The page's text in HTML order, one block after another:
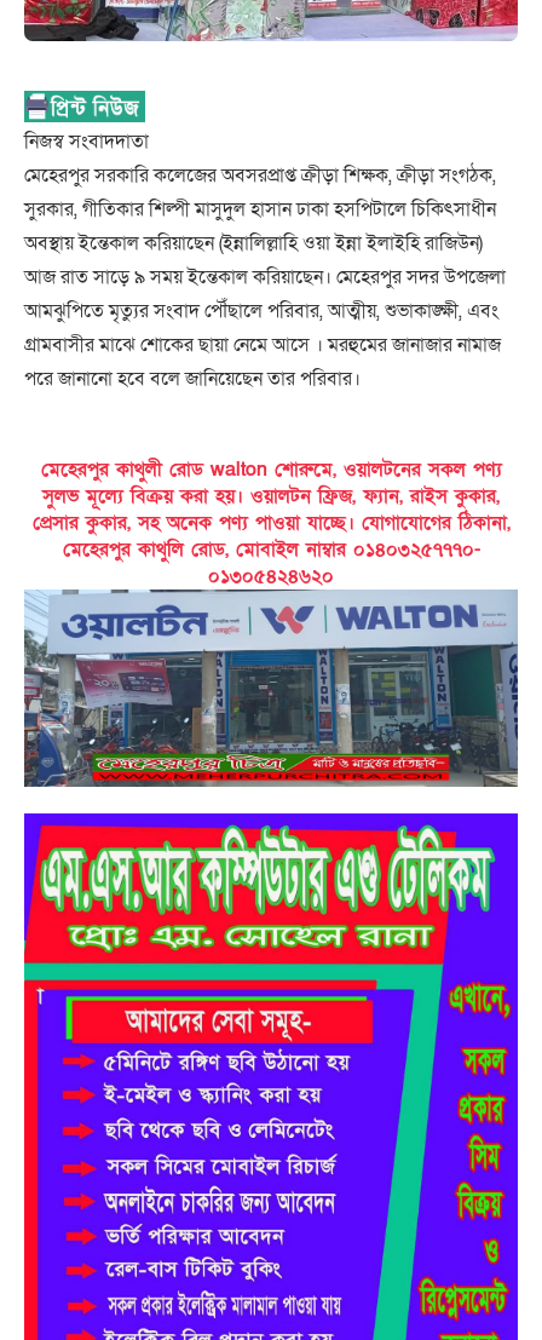
নিজস্ব সংবাদদাতা
মেহেরপুর সরকারি কলেজের অবসরপ্রাপ্ত ক্রীড়া শিক্ষক, ক্রীড়া সংগঠক,
সুরকার, গীতিকার শিল্পী মাসুদুল হাসান ঢাকা হসপিটালে চিকিৎসাধীন
অবস্থায় ইন্তেকাল করিয়াছেন (ইন্নালিল্লাহি ওয়া ইন্না ইলাইহি রাজিউন)
আজ রাত সাড়ে ৯ সময় ইন্তেকাল করিয়াছেন। মেহেরপুর সদর উপজেলা
আমঝুপিতে মৃত্যুর সংবাদ পৌঁছালে পরিবার, আত্মীয়, শুভাকাঙ্ক্ষী, এবং
গ্রামবাসীর মাঝে শোকের ছায়া নেমে আসে । মরহুমের জানাজার নামাজ
পরে জানানো হবে বলে জানিয়েছেন তার পরিবার।
মেহেরপুর কাথুলী রোড walton শোরুমে, ওয়ালটনের সকল পণ্য
সুলভ মূল্যে বিক্রয় করা হয়। ওয়ালটন ফ্রিজ, ফ্যান, রাইস কুকার,
প্রেসার কুকার, সহ অনেক পণ্য পাওয়া যাচ্ছে। যোগাযোগের ঠিকানা,
মেহেরপুর কাথুলি রোড, মোবাইল নাম্বার ০১৪০৩২৫৭৭৭০-
০১৩০৫৪২৪৬২০